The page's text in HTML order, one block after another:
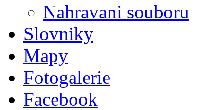
Nahravani souboru
Slovniky
Mapy
Fotogalerie
Facebook